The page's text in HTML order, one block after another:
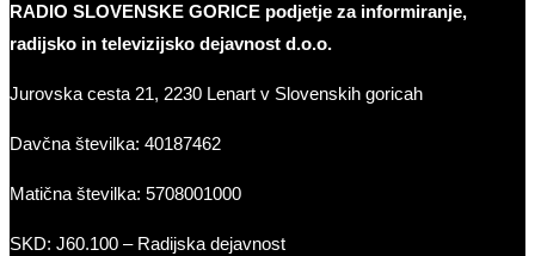
RADIO SLOVENSKE GORICE podjetje za informiranje,
radijsko in televizijsko dejavnost d.o.o.
Jurovska cesta 21, 2230 Lenart v Slovenskih goricah
Davčna številka: 40187462
Matična številka: 5708001000
SKD: J60.100 – Radijska dejavnost